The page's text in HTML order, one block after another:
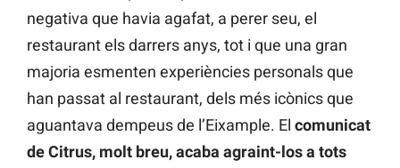
negativa que havia agafat, a perer seu, el
restaurant els darrers anys, tot i que una gran
majoria esmenten experiències personals que
han passat al restaurant, dels més icònics que
aguantava dempeus de l’Eixample. El comunicat
de Citrus, molt breu, acaba agraint-los a tots